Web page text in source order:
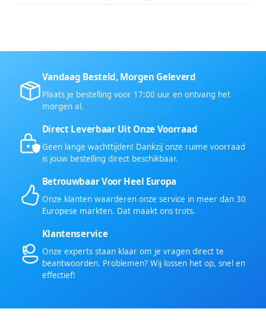
Vandaag Besteld, Morgen Geleverd
Plaats je bestelling voor 17:00 uur en ontvang het
morgen al.
Direct Leverbaar Uit Onze Voorraad
Geen lange wachttijden! Dankzij onze ruime voorraad
is jouw bestelling direct beschikbaar.
Betrouwbaar Voor Heel Europa
Onze klanten waarderen onze service in meer dan 30
Europese markten. Dat maakt ons trots.
Klantenservice
Onze experts staan klaar om je vragen direct te
beantwoorden. Problemen? Wij lossen het op, snel en
effectief!